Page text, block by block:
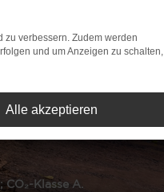
CO₂-Klasse: E.
zu verbessern. Zudem werden
und um Anzeigen zu schalten,
Alle akzeptieren